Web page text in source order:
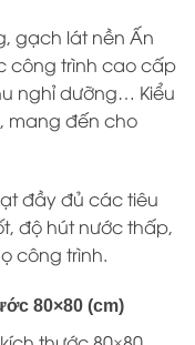
gạch lát nền Ấn
công trình cao cấp
nghỉ dưỡng… Kiểu
mang đến cho
đầy đủ các tiêu
độ hút nước thấp,
công trình.
80×80 (cm)